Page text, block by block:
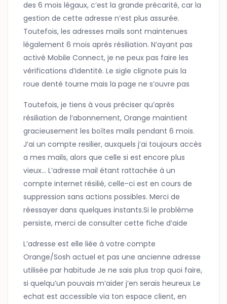
des 6 mois légaux, c’est la grande précarité, car la
gestion de cette adresse n’est plus assurée.
Toutefois, les adresses mails sont maintenues
légalement 6 mois après résiliation. N’ayant pas
activé Mobile Connect, je ne peux pas faire les
vérifications d’identité. Le sigle clignote puis la
roue denté tourne mais la page ne s’ouvre pas
Toutefois, je tiens à vous préciser qu’après
résiliation de l’abonnement, Orange maintient
gracieusement les boîtes mails pendant 6 mois.
J’ai un compte resilier, auxquels j’ai toujours accès
a mes mails, alors que celle si est encore plus
vieux… L’adresse mail étant rattachée à un
compte internet résilié, celle-ci est en cours de
suppression sans actions possibles. Merci de
réessayer dans quelques instants.Si le problème
persiste, merci de consulter cette fiche d’aide
L’adresse est elle liée à votre compte
Orange/Sosh actuel et pas une ancienne adresse
utilisée par habitude Je ne sais plus trop quoi faire,
si quelqu’un pouvais m’aider j’en serais heureux Le
echat est accessible via ton espace client, en